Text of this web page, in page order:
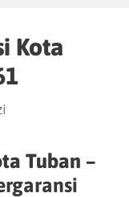
Kota
Tuban –